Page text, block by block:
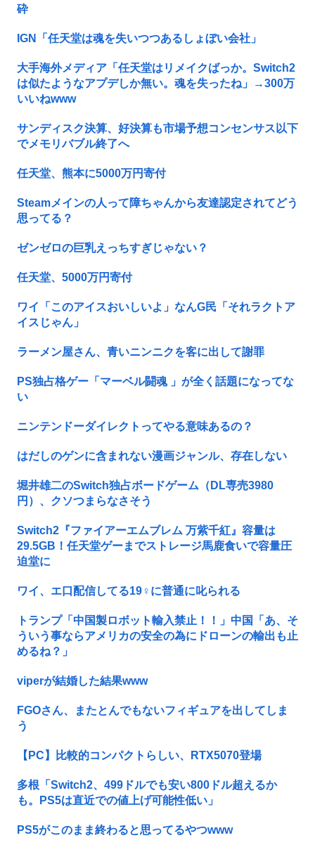
砕
IGN「任天堂は魂を失いつつあるしょぼい会社」
大手海外メディア「任天堂はリメイクばっか。Switch2
は似たようなアプデしか無い。魂を失ったね」→300万
いいねwww
サンディスク決算、好決算も市場予想コンセンサス以下
でメモリバブル終了へ
任天堂、熊本に5000万円寄付
Steamメインの人って障ちゃんから友達認定されてどう
思ってる？
ゼンゼロの巨乳えっちすぎじゃない？
任天堂、5000万円寄付
ワイ「このアイスおいしいよ」なんG民「それラクトア
イスじゃん」
ラーメン屋さん、青いニンニクを客に出して謝罪
PS独占格ゲー「マーベル闘魂 」が全く話題になってな
い
ニンテンドーダイレクトってやる意味あるの？
はだしのゲンに含まれない漫画ジャンル、存在しない
堀井雄二のSwitch独占ボードゲーム（DL専売3980
円）、クソつまらなさそう
Switch2『ファイアーエムブレム 万紫千紅』容量は
29.5GB！任天堂ゲーまでストレージ馬鹿食いで容量圧
迫堂に
ワイ、エ口配信してる19♀に普通に叱られる
トランプ「中国製ロボット輸入禁止！！」中国「あ、そ
ういう事ならアメリカの安全の為にドローンの輸出も止
めるね？」
viperが結婚した結果www
FGOさん、またとんでもないフィギュアを出してしま
う
【PC】比較的コンパクトらしい、RTX5070登場
多根「Switch2、499ドルでも安い800ドル超えるか
も。PS5は直近での値上げ可能性低い」
PS5がこのまま終わると思ってるやつwww